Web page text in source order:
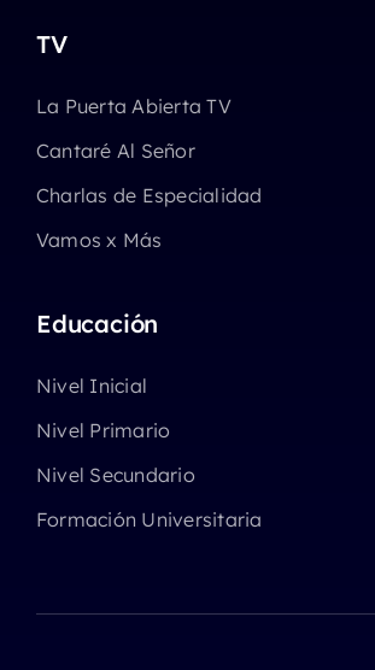
TV
La Puerta Abierta TV
Cantaré Al Señor
Charlas de Especialidad
Vamos x Más
Educación
Nivel Inicial
Nivel Primario
Nivel Secundario
Formación Universitaria